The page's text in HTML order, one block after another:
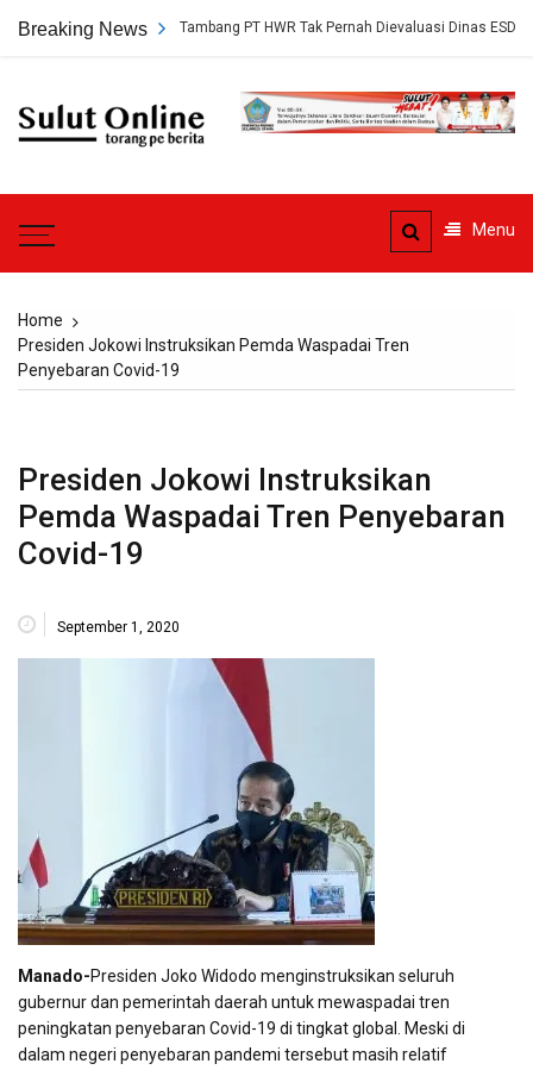
Breaking News
Persetujuan Tambang PT HWR Tak Pernah Dievaluasi Dinas ESDM
Sulut
Menu
Home
Presiden Jokowi Instruksikan Pemda Waspadai Tren
Penyebaran Covid-19
Presiden Jokowi Instruksikan
Pemda Waspadai Tren Penyebaran
Covid-19
September 1, 2020
Manado-Presiden Joko Widodo menginstruksikan seluruh
gubernur dan pemerintah daerah untuk mewaspadai tren
peningkatan penyebaran Covid-19 di tingkat global. Meski di
dalam negeri penyebaran pandemi tersebut masih relatif